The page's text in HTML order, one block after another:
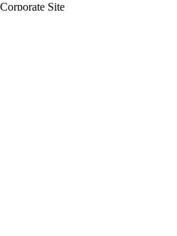
Corporate Site